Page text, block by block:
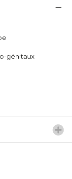
génitaux